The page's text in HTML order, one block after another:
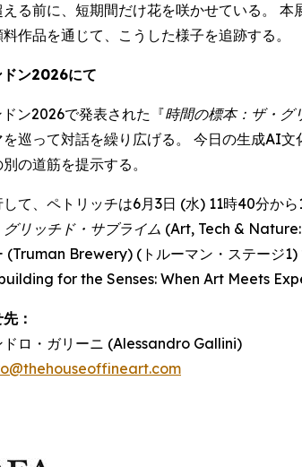
る前に、短期間だけ花を咲かせている。
作品を通じて、こうした様子を追跡する。
ン2026にて
ン2026で発表された『時間の標本：ザ・グ
巡って対話を繰り広げる。 今日の生成AI
の道筋を提示する。
て、ペトリッチは6月3日 (水) 11時40分か
グリッチド・サブライム (Art, Tech & Nature:
(Truman Brewery) (トルーマン・ステージ
for the Senses: When Art Meets
：
ドロ・ガリーニ (Alessandro Gallini)